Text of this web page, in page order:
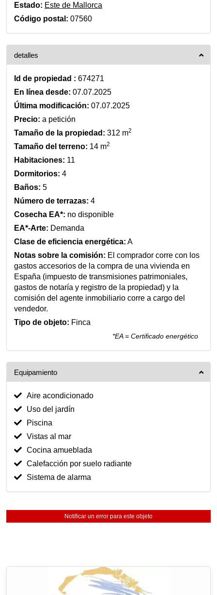
Estado: Este de Mallorca
Código postal: 07560
detalles
Id de propiedad : 674271
En línea desde: 07.07.2025
Última modificación: 07.07.2025
Precio: a petición
Tamaño de la propiedad: 312 m2
Tamaño del terreno: 14 m2
Habitaciones: 11
Dormitorios: 4
Baños: 5
Número de terrazas: 4
Cosecha EA*: no disponible
EA*-Arte: Demanda
Clase de eficiencia energética: A
Notas sobre la comisión: El comprador corre con los
gastos accesorios de la compra de una vivienda en
España (impuesto de transmisiones patrimoniales,
gastos de notaría y registro de la propiedad) y la
comisión del agente inmobiliario corre a cargo del
vendedor.
Tipo de objeto: Finca
*EA = Certificado energético
Equipamiento
Aire acondicionado
Uso del jardín
Piscina
Vistas al mar
Cocina amueblada
Calefacción por suelo radiante
Sistema de alarma
Notificar un error para este objeto